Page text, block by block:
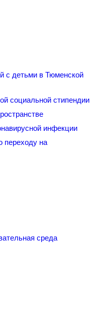
с детьми в Тюменской
социальной стипендии
инфекции
переходу на
среда